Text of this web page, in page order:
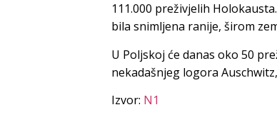
111.000 preživjelih
bila snimljena ranije, širom
U Poljskoj će danas oko 50
nekadašnjeg logora
Izvor: N1